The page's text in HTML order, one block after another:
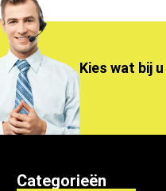
Kies wat bij
Categorieën